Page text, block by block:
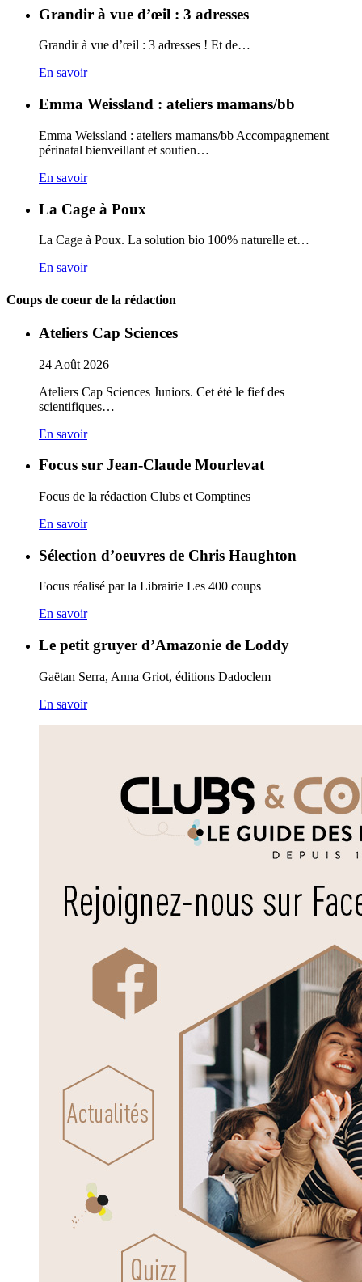
Grandir à vue d’œil : 3 adresses
Grandir à vue d’œil : 3 adresses ! Et de…
En savoir
Emma Weissland : ateliers mamans/bb
Emma Weissland : ateliers mamans/bb Accompagnement
périnatal bienveillant et soutien…
En savoir
La Cage à Poux
La Cage à Poux. La solution bio 100% naturelle et…
En savoir
Coups de coeur de la rédaction
Ateliers Cap Sciences
24 Août 2026
Ateliers Cap Sciences Juniors. Cet été le fief des
scientifiques…
En savoir
Focus sur Jean-Claude Mourlevat
Focus de la rédaction Clubs et Comptines
En savoir
Sélection d’oeuvres de Chris Haughton
Focus réalisé par la Librairie Les 400 coups
En savoir
Le petit gruyer d’Amazonie de Loddy
Gaëtan Serra, Anna Griot, éditions Dadoclem
En savoir